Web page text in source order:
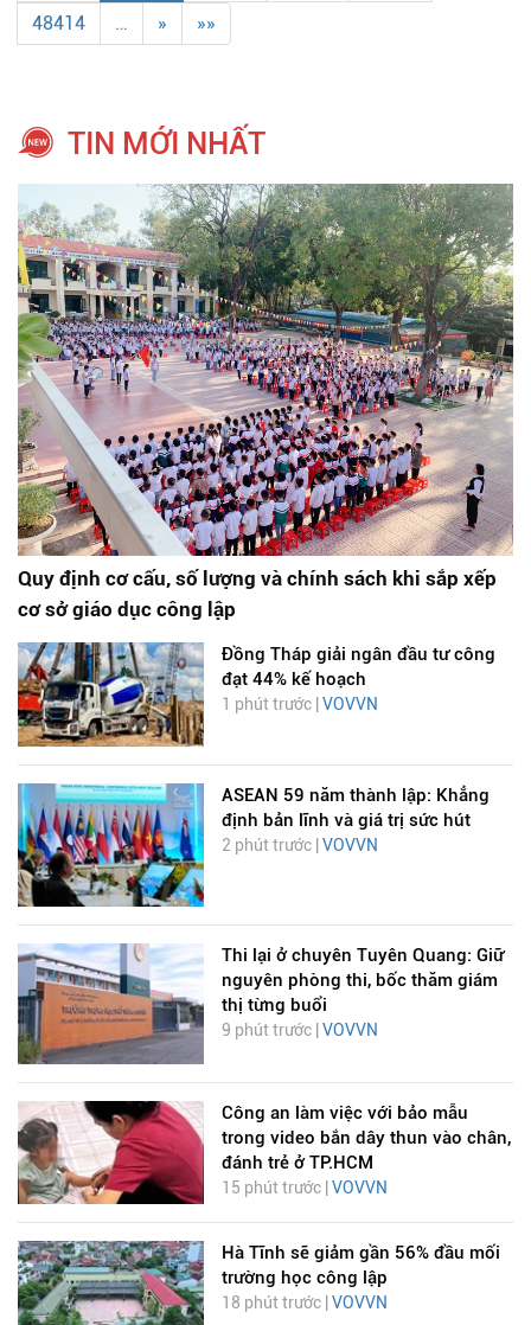
48414 … » »»
TIN MỚI NHẤT
Quy định cơ cấu, số lượng và chính sách khi sắp xếp
cơ sở giáo dục công lập
Đồng Tháp giải ngân đầu tư công
đạt 44% kế hoạch
1 phút trước | VOVVN
ASEAN 59 năm thành lập: Khẳng
định bản lĩnh và giá trị sức hút
2 phút trước | VOVVN
Thi lại ở chuyên Tuyên Quang: Giữ
nguyên phòng thi, bốc thăm giám
thị từng buổi
9 phút trước | VOVVN
Công an làm việc với bảo mẫu
trong video bắn dây thun vào chân,
đánh trẻ ở TP.HCM
15 phút trước |VOVVN
Hà Tĩnh sẽ giảm gần 56% đầu mối
trường học công lập
18 phút trước | VOVVN